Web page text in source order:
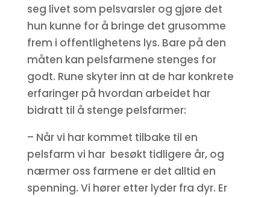
seg livet som pelsvarsler og gjøre det
hun kunne for å bringe det grusomme
frem i offentlighetens lys. Bare på den
måten kan pelsfarmene stenges for
godt. Rune skyter inn at de har konkrete
erfaringer på hvordan arbeidet har
bidratt til å stenge pelsfarmer:
– Når vi har kommet tilbake til en
pelsfarm vi har besøkt tidligere år, og
nærmer oss farmene er det alltid en
spenning. Vi hører etter lyder fra dyr. Er